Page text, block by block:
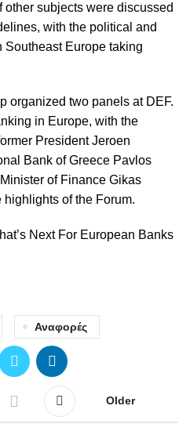
other subjects were discussed
with the political and
Europe taking
organized two panels at DEF.
in Europe, with the
President Jeroen
Bank of Greece Pavlos
of Finance Gikas
of the Forum.
Next For European Banks
Αναφορές
Older